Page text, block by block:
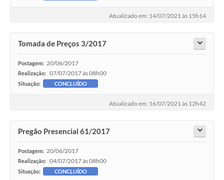
Atualizado em: 14/07/2021 às 15h14
Tomada de Preços 3/2017
Postagem: 20/06/2017
Realização: 07/07/2017 às 08h00
Situação: CONCLUÍDO
Atualizado em: 16/07/2021 às 12h42
Pregão Presencial 61/2017
Postagem: 20/06/2017
Realização: 04/07/2017 às 08h00
Situação: CONCLUÍDO